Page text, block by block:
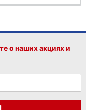
о наших акциях и